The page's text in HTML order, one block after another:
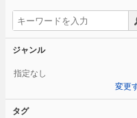
ジャンル
指定なし
変更
タグ